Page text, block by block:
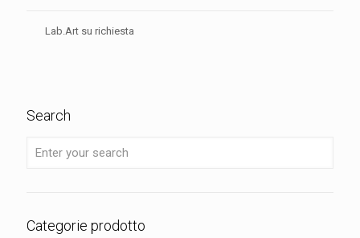
Lab.Art su richiesta
Search
Categorie prodotto